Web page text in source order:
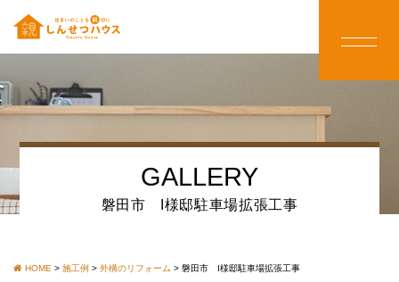
GALLERY
磐田市 I様邸駐車場拡張工事
HOME > 施工例 > 外構のリフォーム > 磐田市 I様邸駐車場拡張工事